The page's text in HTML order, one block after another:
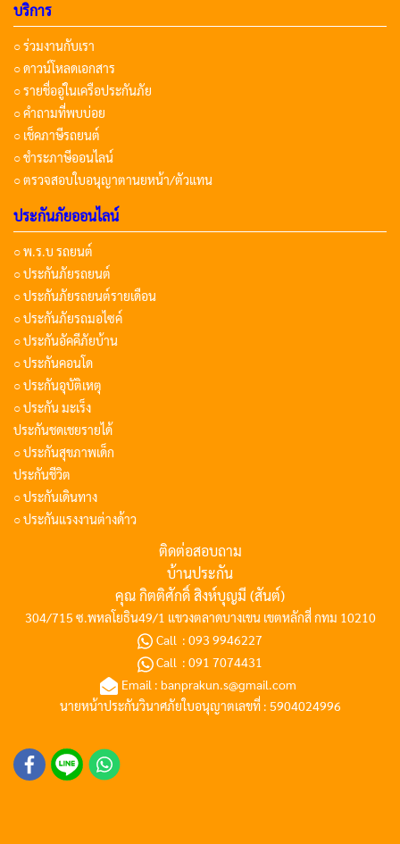
บริการ
○ ร่วมงานกับเรา
○ ดาวน์โหลดเอกสาร
○ รายชื่ออู่ในเครือประกันภัย
○ คำถามที่พบบ่อย
○ เช็คภาษีรถยนต์
○ ชำระภาษีออนไลน์
○ ตรวจสอบใบอนุญาตานยหน้า/ตัวแทน
ประกันภัยออนไลน์
○ พ.ร.บ รถยนต์
○ ประกันภัยรถยนต์
○ ประกันภัยรถยนต์รายเดือน
○ ประกันภัยรถมอไซค์
○ ประกันอัคคีภัยบ้าน
○ ประกันคอนโด
○ ประกันอุบัติเหตุ
○ ประกัน มะเร็ง
ประกันชดเชยรายได้
○ ประกันสุขภาพเด็ก
ประกันชีวิต
○ ประกันเดินทาง
○ ประกันแรงงานต่างด้าว
ติดต่อสอบถาม
บ้านประกัน
คุณ กิตติศักดิ์ สิงห์บุญมี (สันต์)
304/715 ซ.พหลโยธิน49/1 แขวงตลาดบางเขน เขตหลักสี่ กทม 10210
Call :093 9946227
Call : 091 7074431
Email : banprakun.s@gmail.com
นายหน้าประกันวินาศภัยใบอนุญาตเลขที่ : 5904024996